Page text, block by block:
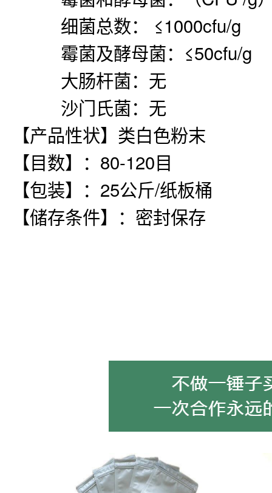
细菌总数： ≤1000cfu/g
霉菌及酵母菌：≤50cfu/g
大肠杆菌：无
沙门氏菌：无
【产品性状】类白色粉末
【目数】：80-120目
【包装】：25公斤/纸板桶
【储存条件】：密封保存